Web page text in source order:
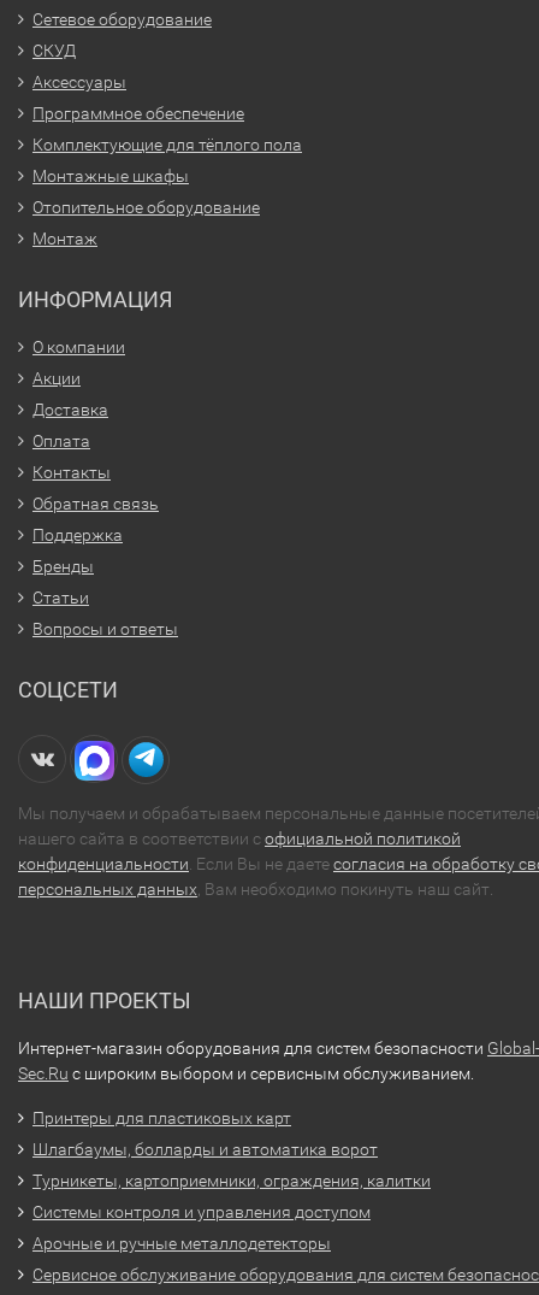
Сетевое оборудование
СКУД
Аксессуары
Программное обеспечение
Комплектующие для тёплого пола
Монтажные шкафы
Отопительное оборудование
Монтаж
ИНФОРМАЦИЯ
О компании
Акции
Доставка
Оплата
Контакты
Обратная связь
Поддержка
Бренды
Статьи
Вопросы и ответы
СОЦСЕТИ
Мы получаем и обрабатываем персональные данные
нашего сайта в соответствии софициальной политикой
конфиденциальности . Если Вы не даетесогласия на обработку
персональных данных , Вам необходимо покинуть наш сайт.
НАШИ ПРОЕКТЫ
Интернет-магазин оборудования для систем безопасности Global-
Sec.Ru с широким выбором и сервисным обслуживанием.
Принтеры для пластиковых карт
Шлагбаумы, болларды и автоматика ворот
Турникеты, картоприемники, ограждения, калитки
Системы контроля и управления доступом
Арочные и ручные металлодетекторы
Сервисное обслуживание оборудования для систем